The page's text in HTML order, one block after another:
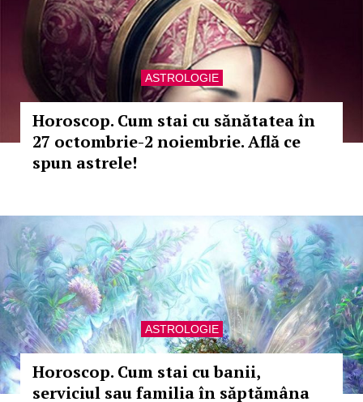
ASTROLOGIE
Horoscop. Cum stai cu sănătatea în
27 octombrie-2 noiembrie. Află ce
spun astrele!
ASTROLOGIE
Horoscop. Cum stai cu banii,
serviciul sau familia în săptămâna